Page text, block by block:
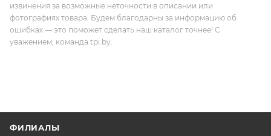
извинения за возможные неточности в описании или
фотографиях товара. Будем благодарны за информацию об
ошибках — это поможет сделать наш каталог точнее! С
уважением, команда tpi.by.
ФИЛИАЛЫ